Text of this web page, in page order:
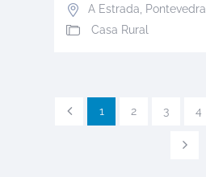
A Estrada, Pontevedra
Casa Rural
1 2 3 4